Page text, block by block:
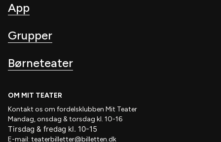
App
Grupper
Børneteater
OM MIT TEATER
Kontakt os om fordelsklubben Mit Teater
Mandag, onsdag & torsdag kl. 10-16
Tirsdag & fredag kl. 10-15
E-mail: teaterbilletter@billetten.dk